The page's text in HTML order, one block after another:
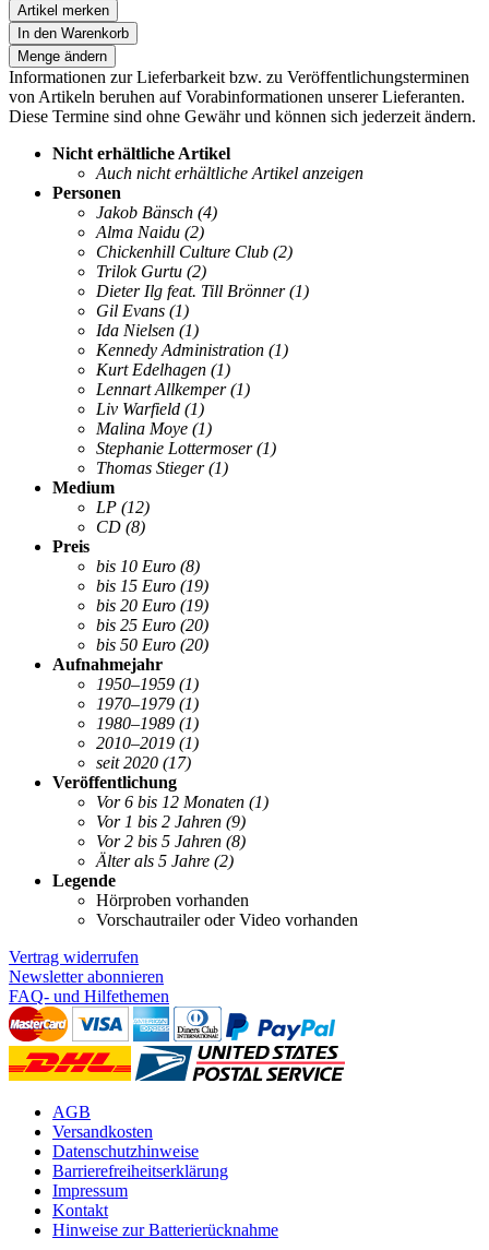
Artikel merken
In den Warenkorb
Menge ändern
Informationen zur Lieferbarkeit bzw. zu Veröffentlichungsterminen
von Artikeln beruhen auf Vorabinformationen unserer Lieferanten.
Diese Termine sind ohne Gewähr und können sich jederzeit ändern.
Nicht erhältliche Artikel
Auch nicht erhältliche Artikel anzeigen
Personen
Jakob Bänsch (4)
Alma Naidu (2)
Chickenhill Culture Club (2)
Trilok Gurtu (2)
Dieter Ilg feat. Till Brönner (1)
Gil Evans (1)
Ida Nielsen (1)
Kennedy Administration (1)
Kurt Edelhagen (1)
Lennart Allkemper(1)
Liv Warfield (1)
Malina Moye (1)
Stephanie Lottermoser (1)
Thomas Stieger (1)
Medium
LP (12)
CD (8)
Preis
bis 10 Euro (8)
bis 15 Euro (19)
bis 20 Euro (19)
bis 25 Euro (20)
bis 50 Euro (20)
Aufnahmejahr
1950–1959 (1)
1970–1979 (1)
1980–1989 (1)
2010–2019 (1)
seit 2020 (17)
Veröffentlichung
Vor 6 bis 12 Monaten (1)
Vor 1 bis 2 Jahren (9)
Vor 2 bis 5 Jahren (8)
Älter als 5 Jahre (2)
Legende
Hörproben vorhanden
Vorschautrailer oder Video vorhanden
Vertrag widerrufen
Newsletter abonnieren
FAQ- und Hilfethemen
AGB
Versandkosten
Datenschutzhinweise
Barrierefreiheitserklärung
Impressum
Kontakt
Hinweise zur Batterierücknahme